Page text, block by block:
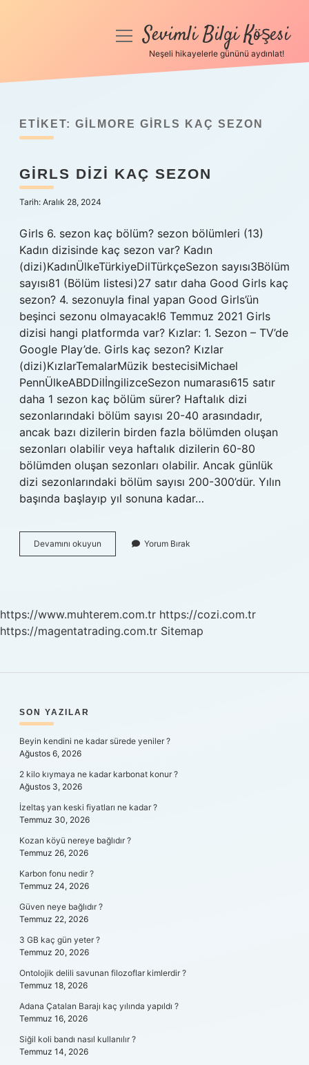
Anasayfa
Yasal Uyarı
Hakkımızda
menüyüSevimli Bilgi Köşesi
Neşeli hikayelerle gününü aydınlat!
ETIKET: GILMORE GIRLS KAÇ SEZON
GIRLS DIZI KAÇ SEZON
Tarih: Aralık 28, 2024
Girls 6. sezon kaç bölüm? sezon bölümleri (13)
Kadın dizisinde kaç sezon var? Kadın
(dizi)KadınÜlkeTürkiyeDilTürkçeSezon sayısı3Bölüm
sayısı81 (Bölüm listesi)27 satır daha Good Girls kaç
sezon? 4. sezonuyla final yapan Good Girls’ün
beşinci sezonu olmayacak!6 Temmuz 2021 Girls
dizisi hangi platformda var? Kızlar: 1. Sezon – TV’de
Google Play’de. Girls kaç sezon? Kızlar
(dizi)KızlarTemalarMüzik bestecisiMichael
PennÜlkeABDDilİngilizceSezon numarası615 satır
daha 1 sezon kaç bölüm sürer? Haftalık dizi
sezonlarındaki bölüm sayısı 20-40 arasındadır,
ancak bazı dizilerin birden fazla bölümden oluşan
sezonları olabilir veya haftalık dizilerin 60-80
bölümden oluşan sezonları olabilir. Ancak günlük
dizi sezonlarındaki bölüm sayısı 200-300’dür. Yılın
başında başlayıp yıl sonuna kadar…
Devamını okuyun
Dizi
Yorum Bırak
https://www.muhterem.com.tr https://cozi.com.tr
https://magentatrading.com.tr Sitemap
SIDEBAR
SON YAZILAR
Beyin kendini ne kadar sürede yeniler ?
Ağustos 6, 2026
2 kilo kıymaya ne kadar karbonat konur ?
Ağustos 3, 2026
İzeltaş yan keski fiyatları ne kadar ?
Temmuz 30, 2026
Kozan köyü nereye bağlıdır ?
Temmuz 26, 2026
Karbon fonu nedir ?
Temmuz 24, 2026
Güven neye bağlıdır ?
Temmuz 22, 2026
3 GB kaç gün yeter ?
Temmuz 20, 2026
Ontolojik delili savunan filozoflar kimlerdir ?
Temmuz 18, 2026
Adana Çatalan Barajı kaç yılında yapıldı ?
Temmuz 16, 2026
Siğil koli bandı nasıl kullanılır ?
Temmuz 14, 2026